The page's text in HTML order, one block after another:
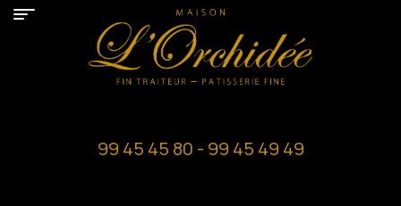
99 45 45 80 - 99 45 49 49